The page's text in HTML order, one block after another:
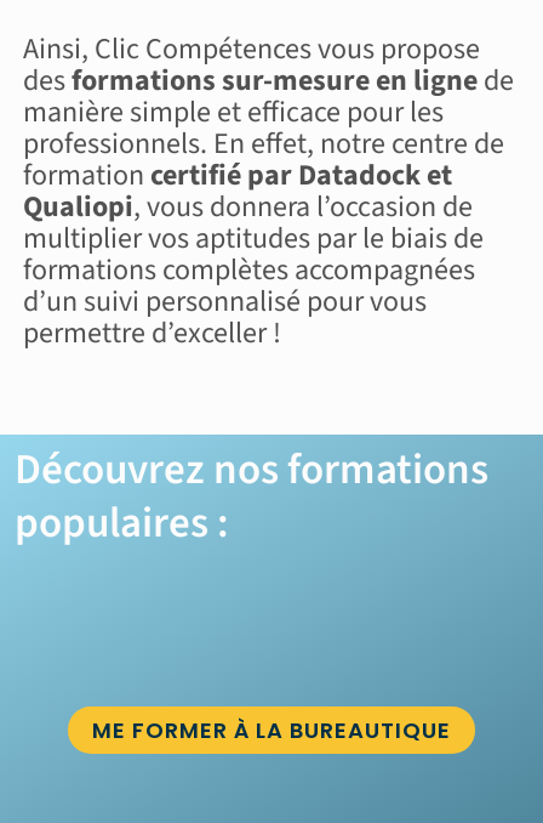
Ainsi, Clic Compétences vous propose
desformations sur-mesure en lignede
manière simple et efficace pour les
professionnels. En effet, notre centre de
formation certifié par Datadock et
Qualiopi, vous donnera l’occasion de
multiplier vos aptitudes par le biais de
formations complètes accompagnées
d’un suivi personnalisé pour vous
permettre d’exceller !
Découvrez nos formations
populaires :
ME FORMER À LA BUREAUTIQUE